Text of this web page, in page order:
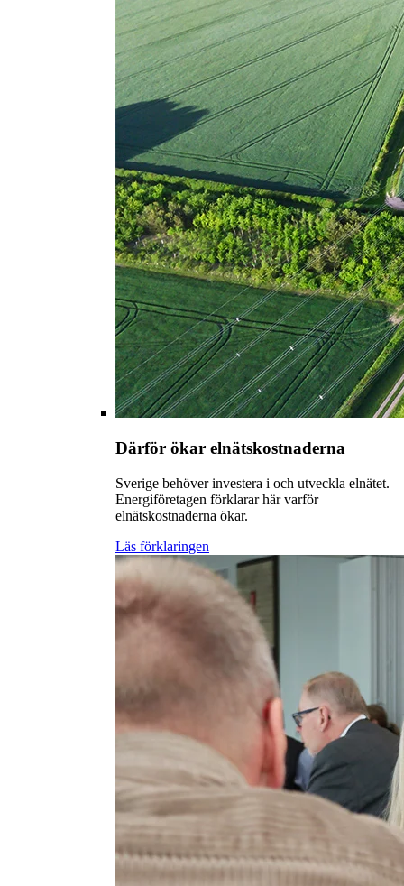
Därför ökar elnätskostnaderna
Sverige behöver investera i och utveckla elnätet.
Energiföretagen förklarar här varför
elnätskostnaderna ökar.
Läs förklaringen